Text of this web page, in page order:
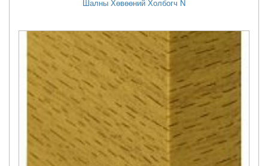
Шалны Хөвөөний Холбогч N